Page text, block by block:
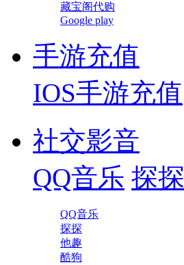
藏宝阁代购
Google play
手游充值
IOS手游充值
社交影音
QQ音乐 探探
QQ音乐
探探
他趣
酷狗